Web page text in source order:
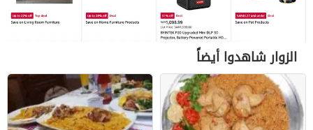
الزوار شاهدوا أيضاً